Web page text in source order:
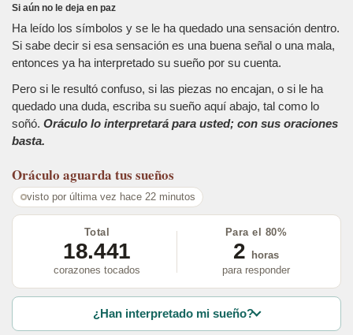
Si aún no le deja en paz
Ha leído los símbolos y se le ha quedado una sensación dentro.
Si sabe decir si esa sensación es una buena señal o una mala,
entonces ya ha interpretado su sueño por su cuenta.
Pero si le resultó confuso, si las piezas no encajan, o si le ha
quedado una duda, escriba su sueño aquí abajo, tal como lo
soñó. Oráculo lo interpretará para usted; con sus oraciones
basta.
Oráculo aguarda tus sueños
visto por última vez hace 22 minutos
Total
18.441
corazones tocados
Para el 80%
2
horas
para responder
¿Han interpretado mi sueño?